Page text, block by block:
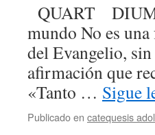
QUART
mundo No es
del Evangelio,
afirmación que
«Tanto … Sigue
Publicado en catequesis